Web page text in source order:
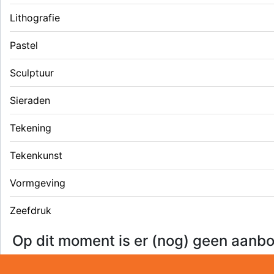
Lithografie
Pastel
Sculptuur
Sieraden
Tekening
Tekenkunst
Vormgeving
Zeefdruk
Op dit moment is er (nog) geen